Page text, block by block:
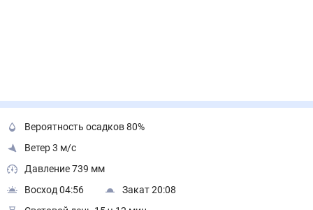
Вероятность осадков 80%
Ветер 3 м/с
Давление 739 мм
Восход 04:56
Закат 20:08